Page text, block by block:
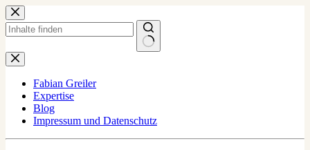
Zum
Inhalt
springen
Keine
Ergebnisse
Fabian Greiler
Expertise
Blog
Impressum und Datenschutz